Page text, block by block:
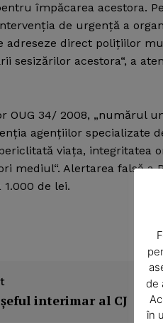
împăcarea acestora.
de urgenţă a
adreseze direct poliţiilor
sesizărilor acestora“, a
OUG 34/ 2008, „numărul
agenţiilor specializate
viaţa, integritatea
mediul“. Alertarea falsă
de lei.
interimar al CJ
de
în